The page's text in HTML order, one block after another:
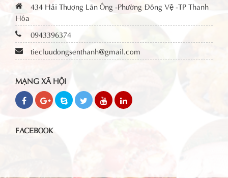
434 Hải Thượng Lãn Ông -Phường Đông Vệ -TP Thanh
Hóa
0943396374
tiecluudongsenthanh@gmail.com
MẠNG XÃ HỘI
FACEBOOK